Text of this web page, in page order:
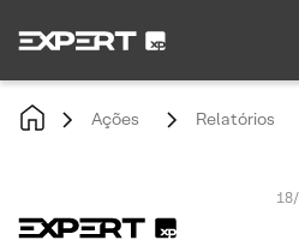
Ações Relatórios